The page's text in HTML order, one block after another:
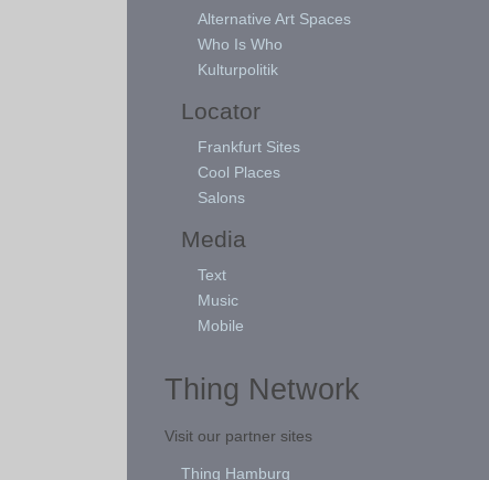
Alternative Art Spaces
Who Is Who
Kulturpolitik
Locator
Frankfurt Sites
Cool Places
Salons
Media
Text
Music
Mobile
Thing Network
Visit our partner sites
Thing Hamburg